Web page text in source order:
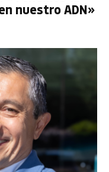
nuestro ADN»